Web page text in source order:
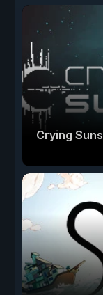
Crying Suns